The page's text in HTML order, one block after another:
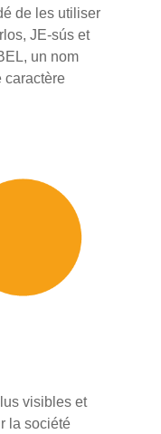
de les utiliser
JE-sús et
un nom
caractère
visibles et
la société